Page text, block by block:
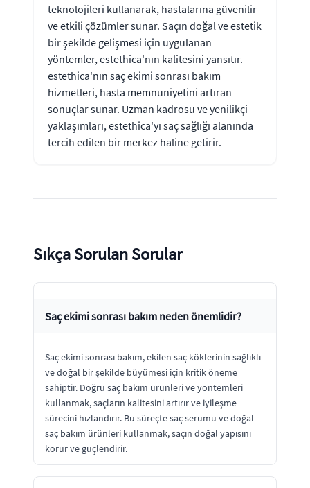
teknolojileri kullanarak, hastalarına güvenilir
ve etkili çözümler sunar. Saçın doğal ve estetik
bir şekilde gelişmesi için uygulanan
yöntemler, estethica'nın kalitesini yansıtır.
estethica'nın saç ekimi sonrası bakım
hizmetleri, hasta memnuniyetini artıran
sonuçlar sunar. Uzman kadrosu ve yenilikçi
yaklaşımları, estethica'yı saç sağlığı alanında
tercih edilen bir merkez haline getirir.
Sıkça Sorulan Sorular
Saç ekimi sonrası bakım neden önemlidir?
Saç ekimi sonrası bakım, ekilen saç köklerinin sağlıklı
ve doğal bir şekilde büyümesi için kritik öneme
sahiptir. Doğru saç bakım ürünleri ve yöntemleri
kullanmak, saçların kalitesini artırır ve iyileşme
sürecini hızlandırır. Bu süreçte saç serumu ve doğal
saç bakım ürünleri kullanmak, saçın doğal yapısını
korur ve güçlendirir.